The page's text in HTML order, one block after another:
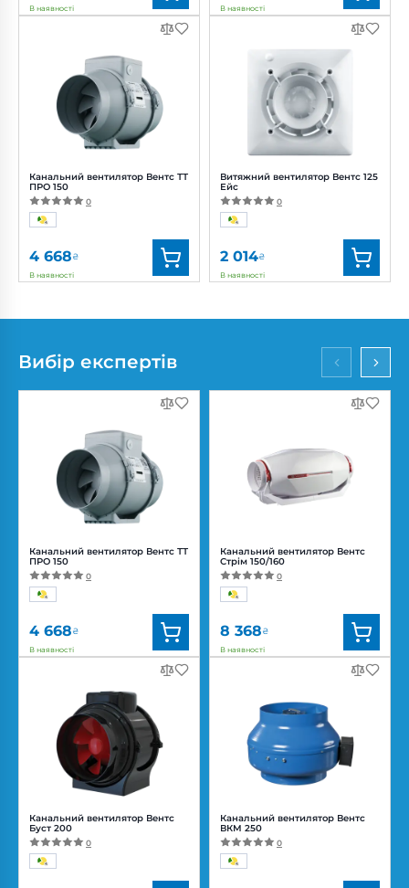
В наявності
Blauberg
Артикул: 0688239836
Діаметр:
160 мм
Потужність:
Рівень
шуму:
Канальний вентилятор Вентс ТТ
ПРО 150
0
4 668₴
В наявності
Артикул:0687908677
Потужність: 42, 50 Вт
32, 44 дБ(А)
В наявності
Вентс
Артикул:
0000215598
Діаметр:
100 мм
Потужність:
Рівень
шуму:
Витяжний вентилятор Вентс 125
Ейс
0
2 014₴
В наявності
Артикул: 0688226023
125 мм
Вибір експертів
Канальний вентилятор Вентс ТТ
ПРО 150
0
4 668₴
В наявності
Вентс
Артикул:0687908677
Діаметр:
150 мм
Потужність:
42, 50 Вт
Рівень
шуму:
Канальний вентилятор Вентс
Буст 200
0
Канальний вентилятор Вентс
Стрім 150/160
0
8 368₴
В наявності
Вентс
Артикул:
0688317113
Діаметр:
160/150 мм
Потужність:
Рівень
шуму:
Канальний вентилятор Вентс
ВКМ 250
0